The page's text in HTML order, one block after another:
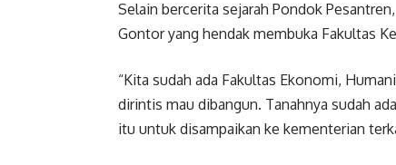
Selain bercerita sejarah Pondok
Gontor yang hendak membuka Fakultas
“Kita sudah ada Fakultas Ekonomi,
dirintis mau dibangun. Tanahnya sudah
itu untuk disampaikan ke kementerian